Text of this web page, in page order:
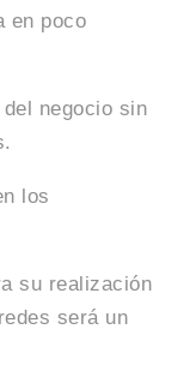
en poco
negocio sin
los
su realización
será un